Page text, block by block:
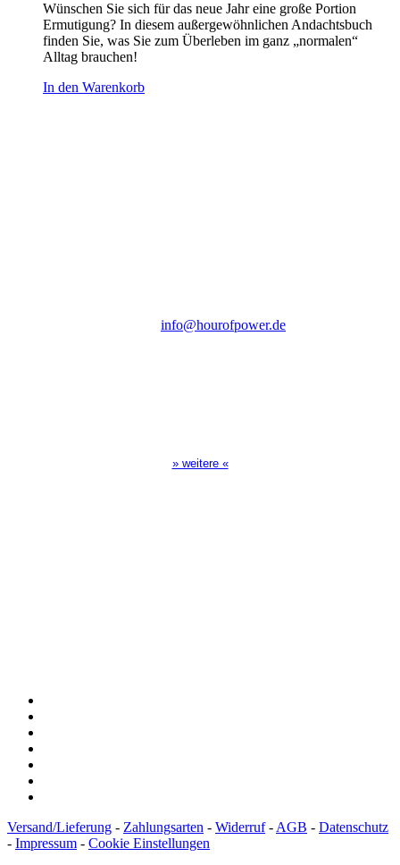
Wünschen Sie sich für das neue Jahr eine große Portion
Ermutigung? In diesem außergewöhnlichen Andachtsbuch
finden Sie, was Sie zum Überleben im ganz „normalen“
Alltag brauchen!
In den Warenkorb
info@hourofpower.de
» weitere «
Versand/Lieferung - Zahlungsarten - Widerruf-AGB - Datenschutz
- Impressum - Cookie Einstellungen